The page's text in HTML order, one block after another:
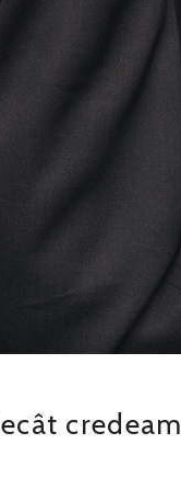
credeam